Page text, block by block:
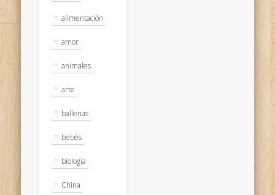
alimentación
amor
animales
arte
ballenas
bebés
biologia
China